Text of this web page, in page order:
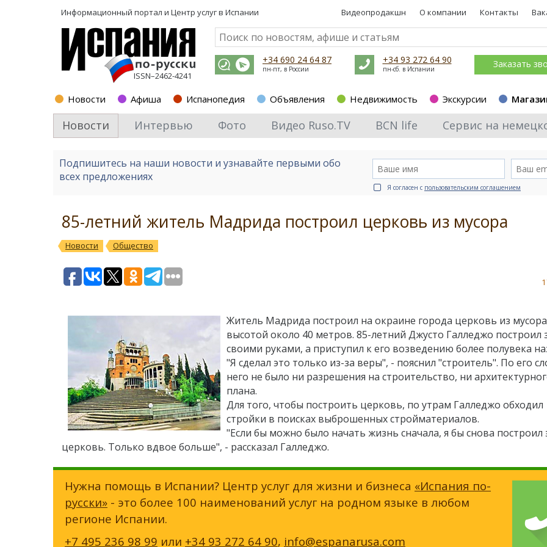
Информационный портал и Центр услуг в Испании Видеопродакшн О компании Контакты
ISSN–2462-4241
+34 690 24 64 87
пн-пт, в России
+34 93 272 64 90
пн-сб. в Испании Заказать
Новости Афиша Испанопедия Объявления Недвижимость Экскурсии
Новости Интервью Фото Видео Ruso.TV BCN life Сервис на
Подпишитесь на наши новости и узнавайте первыми обо
всех предложениях
Я согласен с пользовательским соглашением
85-летний житель Мадрида построил церковь из мусора
Новости Общество
Житель Мадрида построил на окраине города церковь из мусора
высотой около 40 метров. 85-летний Джусто Галледжо построил
своими руками, а приступил к его возведению более полувека
"Я сделал это только из-за веры", - пояснил "строитель". По его
него не было ни разрешения на строительство, ни
плана.
Для того, чтобы построить церковь, по утрам Галледжо обходил
стройки в поисках выброшенных стройматериалов.
"Если бы можно было начать жизнь сначала, я бы снова построил
церковь. Только вдвое больше", - рассказал Галледжо.
Нужна помощь в Испании? Центр услуг для жизни и бизнеса «Испания по-
русски» - это более 100 наименований услуг на родном языке в любом
регионе Испании.
+7 495 236 98 99 или +34 93 272 64 90, info@espanarusa.com